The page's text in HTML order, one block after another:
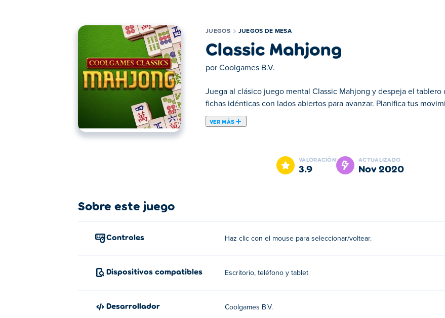
JUEGOS JUEGOS DE MESA
Classic Mahjong
por Coolgames B.V.
Juega al clásico juego mental Classic Mahjong y despeja el
fichas idénticas con lados abiertos para avanzar. Planifica tus
VER MÁS
Aquí puedes jugar a Classic Mahjong. Classic Mahjong es uno de nuestros Juegos de Mesa
VALORACIÓN
3.9
ACTUALIZADO
nov 2020
Sobre este juego
Controles Haz clic con el mouse para seleccionar/voltear.
Dispositivos compatibles Escritorio, teléfono y tablet
Desarrollador Coolgames B.V.